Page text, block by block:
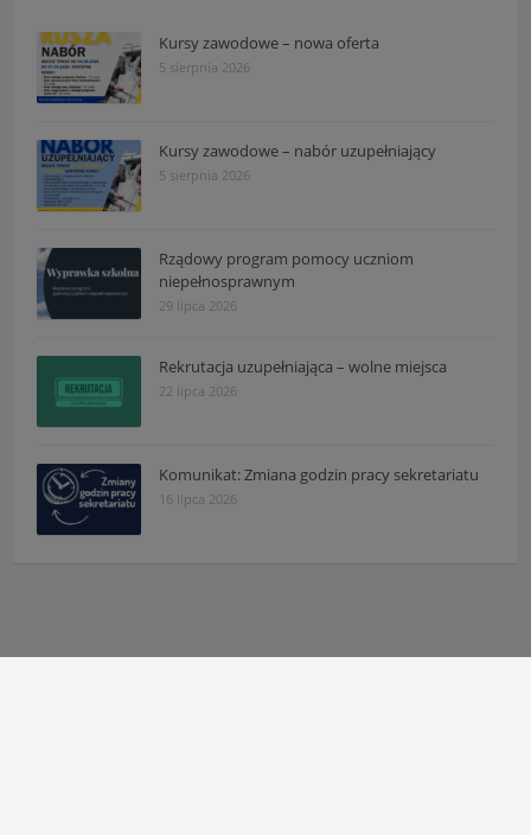
Kursy zawodowe – nowa oferta
5 sierpnia 2026
Kursy zawodowe – nabór uzupełniający
5 sierpnia 2026
Rządowy program pomocy uczniom
niepełnosprawnym
29 lipca 2026
Rekrutacja uzupełniająca – wolne miejsca
22 lipca 2026
Komunikat: Zmiana godzin pracy sekretariatu
16 lipca 2026